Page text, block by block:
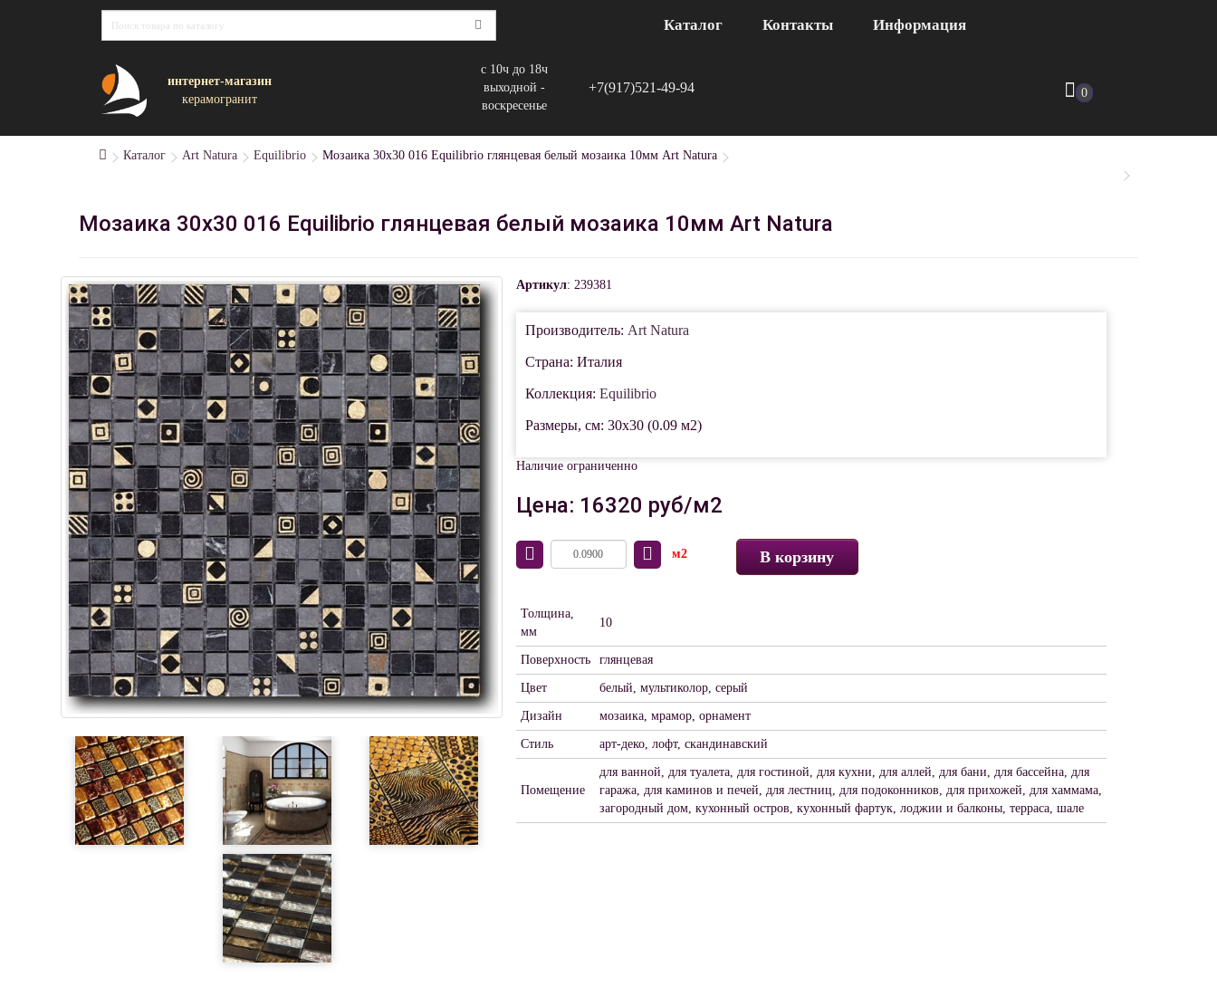
Каталог Контакты Информация
интернет-магазин
керамогранит
с 10ч до 18ч
выходной -
воскресенье
+7(917)521-49-94 0
Каталог Art Natura Equilibrio Мозаика 30x30 016 Equilibrio глянцевая белый мозаика 10мм Art Natura
Мозаика 30x30 016 Equilibrio глянцевая белый мозаика 10мм Art Natura
Артикул: 239381
Производитель: Art Natura
Страна: Италия
Коллекция: Equilibrio
Размеры, см: 30x30 (0.09 м2)
Наличие ограниченно
Цена: 16320 руб/м2
м2 В корзину
Толщина,
мм
10
Поверхность глянцевая
Цвет белый, мультиколор, серый
Дизайн мозаика, мрамор, орнамент
Стиль арт-деко, лофт, скандинавский
Помещение
для ванной, для туалета, для гостиной, для кухни, для аллей, для бани, для бассейна, для
гаража, для каминов и печей, для лестниц, для подоконников, для прихожей, для хаммама,
загородный дом, кухонный остров, кухонный фартук, лоджии и балконы, терраса, шале